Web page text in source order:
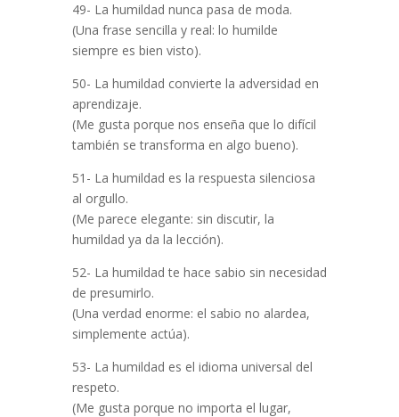
49- La humildad nunca pasa de moda.
(Una frase sencilla y real: lo humilde
siempre es bien visto).
50- La humildad convierte la adversidad en
aprendizaje.
(Me gusta porque nos enseña que lo difícil
también se transforma en algo bueno).
51- La humildad es la respuesta silenciosa
al orgullo.
(Me parece elegante: sin discutir, la
humildad ya da la lección).
52- La humildad te hace sabio sin necesidad
de presumirlo.
(Una verdad enorme: el sabio no alardea,
simplemente actúa).
53- La humildad es el idioma universal del
respeto.
(Me gusta porque no importa el lugar,